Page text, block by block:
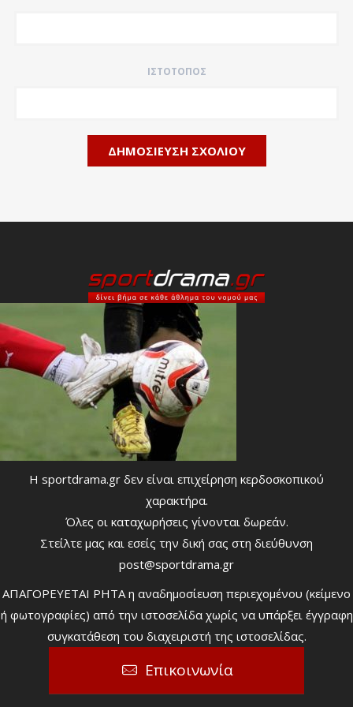
ΙΣΤΌΤΟΠΟΣ
Η sportdrama.gr δεν είναι επιχείρηση κερδοσκοπικού
χαρακτήρα.
Όλες οι καταχωρήσεις γίνονται δωρεάν.
Στείλτε μας και εσείς την δική σας στη διεύθυνση
post@sportdrama.gr
ΑΠΑΓΟΡΕΥΕΤΑΙ ΡΗΤΑ η αναδημοσίευση περιεχομένου (κείμενο
ή φωτογραφίες) από την ιστοσελίδα χωρίς να υπάρξει έγγραφη
συγκατάθεση του διαχειριστή της ιστοσελίδας.
Επικοινωνία